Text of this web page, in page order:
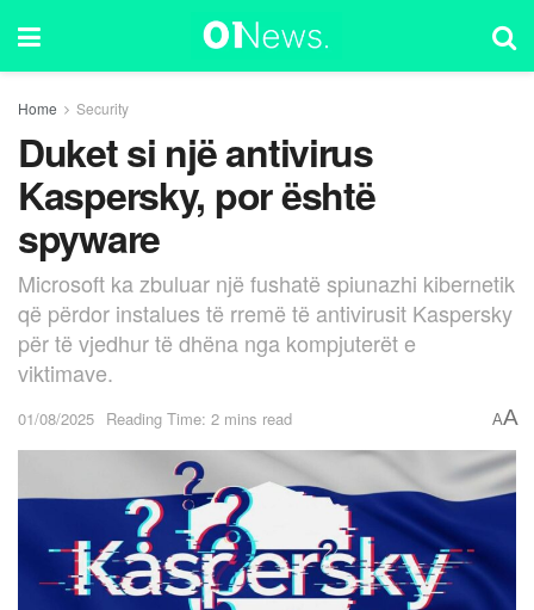
Home Security
Duket si një antivirus
Kaspersky, por është
spyware
Microsoft ka zbuluar një fushatë spiunazhi kibernetik
që përdor instalues të rremë të antivirusit Kaspersky
për të vjedhur të dhëna nga kompjuterët e
viktimave.
01/08/2025 Reading Time: 2 mins read AA